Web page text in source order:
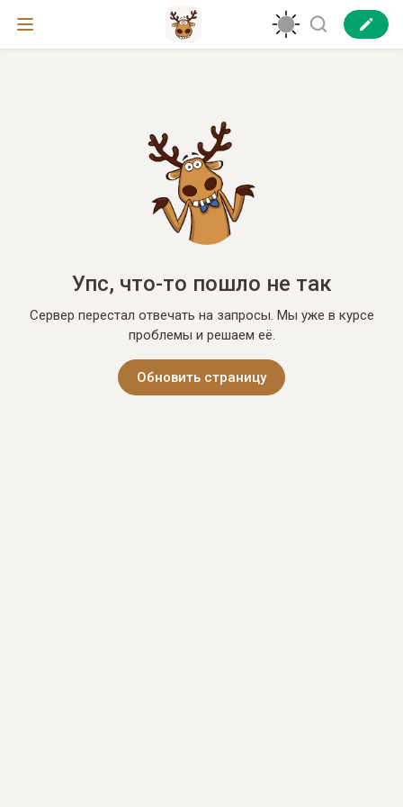
Упс, что-то пошло не так
Сервер перестал отвечать на запросы. Мы уже в курсе
проблемы и решаем её.
Обновить страницу